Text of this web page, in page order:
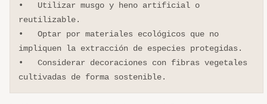
•   Utilizar musgo y heno artificial o
reutilizable.
•   Optar por materiales ecológicos que no
impliquen la extracción de especies protegidas.
•   Considerar decoraciones con fibras vegetales
cultivadas de forma sostenible.